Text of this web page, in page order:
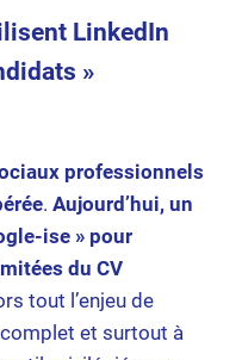
LinkedIn
»
professionnels
. Aujourd’hui, un
ise » pour
du CV
tout l’enjeu de
et surtout à